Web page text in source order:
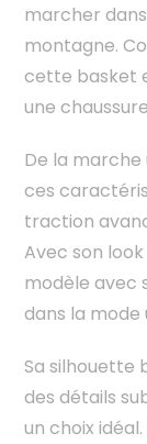
marcher
montagne.
cette basket
une
De la
ces
traction
Avec son
modèle avec
dans la mode
Sa silhouette
des détails
un choix